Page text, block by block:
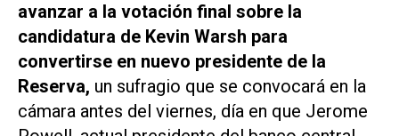
avanzar a la votación final sobre la
candidatura de Kevin Warsh para
convertirse en nuevo presidente de la
Reserva, un sufragio que se convocará en la
cámara antes del viernes, día en que Jerome